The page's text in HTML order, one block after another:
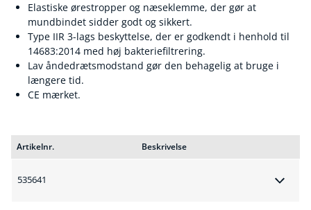
Elastiske ørestropper og næseklemme, der gør at
mundbindet sidder godt og sikkert.
Type IIR 3-lags beskyttelse, der er godkendt i henhold til
14683:2014 med høj bakteriefiltrering.
Lav åndedrætsmodstand gør den behagelig at bruge i
længere tid.
CE mærket.
Artikelnr. Beskrivelse
535641